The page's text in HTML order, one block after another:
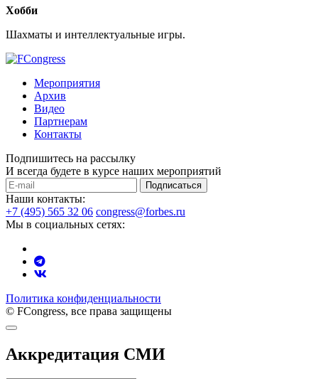
Хобби
Шахматы и интеллектуальные игры.
Мероприятия
Архив
Видео
Партнерам
Контакты
Подпишитесь на рассылку
И всегда будете в курсе наших мероприятий
Подписаться
Наши контакты:
+7 (495) 565 32 06 congress@forbes.ru
Мы в социальных сетях:
Политика конфиденциальности
© FCongress, все права защищены
Аккредитация СМИ